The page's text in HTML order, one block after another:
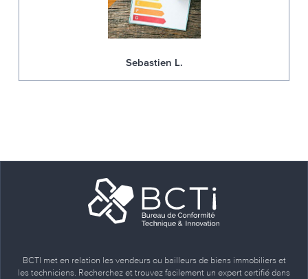
Sebastien L.
BCTI met en relation les vendeurs ou bailleurs de biens immobiliers et
les techniciens. Recherchez et trouvez facilement un expert certifié dans